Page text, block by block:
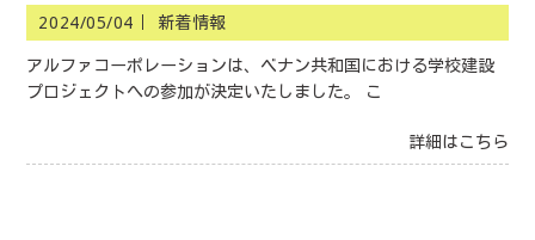
2024/05/04｜ 新着情報
アルファコーポレーションは、ベナン共和国における学校建設
プロジェクトへの参加が決定いたしました。 こ
詳細はこちら